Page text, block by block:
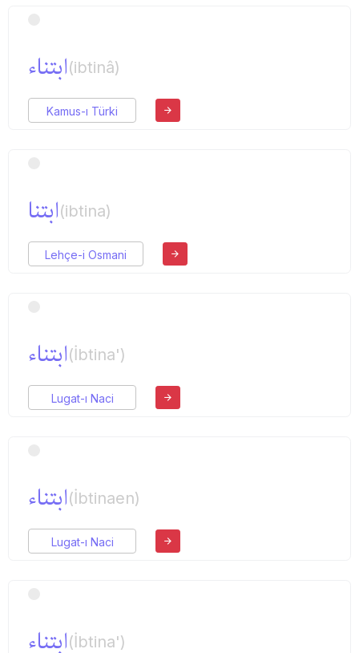
ابتناء(ibtinâ)
Kamus-ı Türki
ابتنا(ibtina)
Lehçe-i Osmani
ابتناء(İbtina')
Lugat-ı Naci
ابتناء(İbtinaen)
Lugat-ı Naci
ابتناء(İbtina')